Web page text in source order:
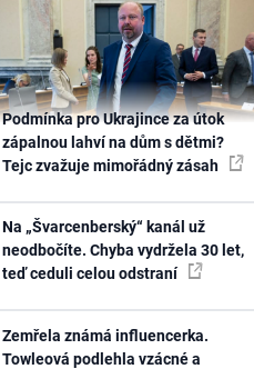
Podmínka pro Ukrajince za útok
zápalnou lahví na dům s dětmi?
Tejc zvažuje mimořádný zásah
Na „Švarcenberský“ kanál už
neodbočíte. Chyba vydržela 30 let,
teď ceduli celou odstraní
Zemřela známá influencerka.
Towleová podlehla vzácné a